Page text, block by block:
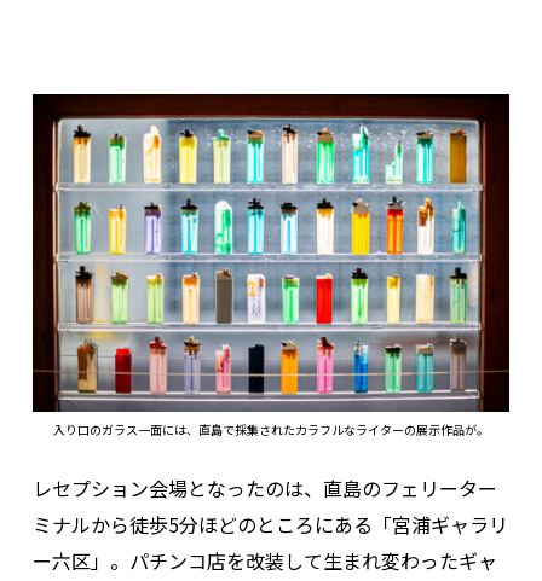
入り口のガラス一面には、直島で採集されたカラフルなライターの展示作品が。
レセプション会場となったのは、直島のフェリーター
ミナルから徒歩5分ほどのところにある「宮浦ギャラリ
ー六区」。パチンコ店を改装して生まれ変わったギャ